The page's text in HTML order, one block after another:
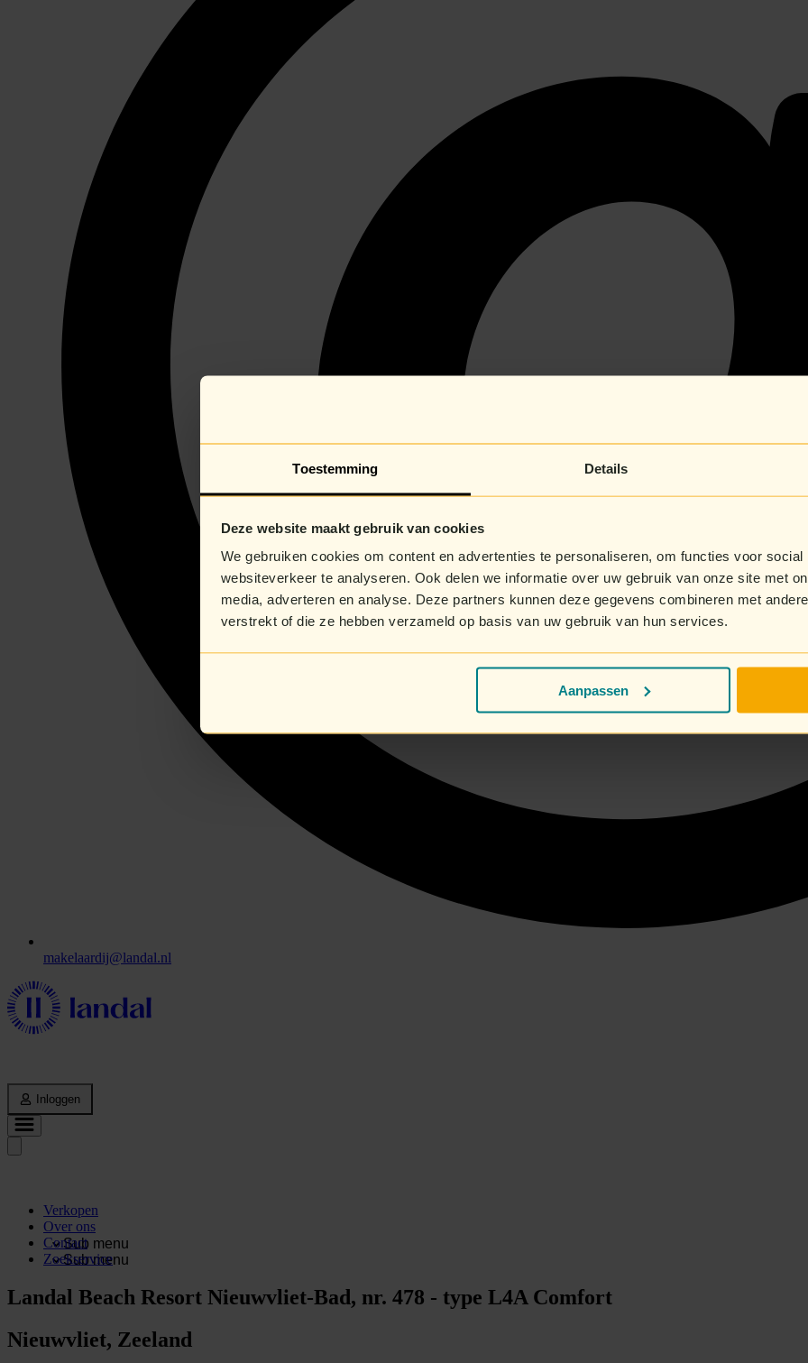
Toestemming Details
Deze website maakt gebruik van cookies
We gebruiken cookies om content en advertenties te personaliseren, om functies voor
websiteverkeer te analyseren. Ook delen we informatie over uw gebruik van onze site met
media, adverteren en analyse. Deze partners kunnen deze gegevens combineren met
verstrekt of die ze hebben verzameld op basis van uw gebruik van hun services.
Aanpassen
makelaardij@landal.nl
Inloggen
Verkopen
Over ons
Sub menu
Contact
Sub menu
Zoekservice
Landal Beach Resort Nieuwvliet-Bad, nr. 478 - type L4A Comfort
Nieuwvliet, Zeeland